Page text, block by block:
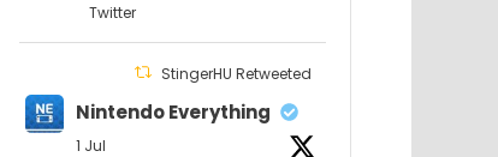
Twitter
StingerHU Retweeted
Nintendo Everything
1 Jul